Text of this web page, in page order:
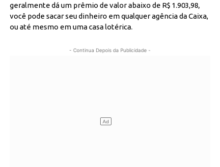
geralmente dá um prêmio de valor abaixo de R$ 1.903,98,
você pode sacar seu dinheiro em qualquer agência da Caixa,
ou até mesmo em uma casa lotérica.
- Continua Depois da Publicidade -